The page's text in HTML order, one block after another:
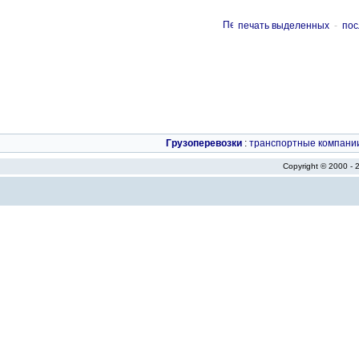
печать выделенных -
Грузоперевозки : транспортные
Copyright © 2000 -